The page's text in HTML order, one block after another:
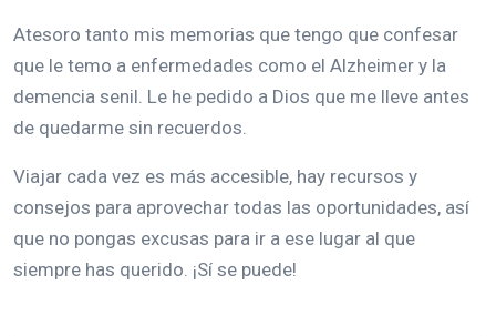
Atesoro tanto mis memorias que tengo que confesar
que le temo a enfermedades como el Alzheimer y la
demencia senil. Le he pedido a Dios que me lleve antes
de quedarme sin recuerdos.
Viajar cada vez es más accesible, hay recursos y
consejos para aprovechar todas las oportunidades, así
que no pongas excusas para ir a ese lugar al que
siempre has querido. ¡Sí se puede!